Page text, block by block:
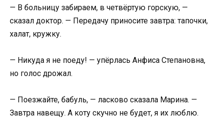
— В больницу забираем, в четвёртую горскую, —
сказал доктор. — Передачу приносите завтра: тапочки,
халат, кружку.
— Никуда я не поеду! — упёрлась Анфиса Степановна,
но голос дрожал.
— Поезжайте, бабуль, — ласково сказала Марина. —
Завтра навещу. А коту скучно не будет, я их люблю.